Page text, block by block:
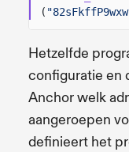
(
Hetzelfde
configuratie en
Anchor welk
aangeroepen
definieert het